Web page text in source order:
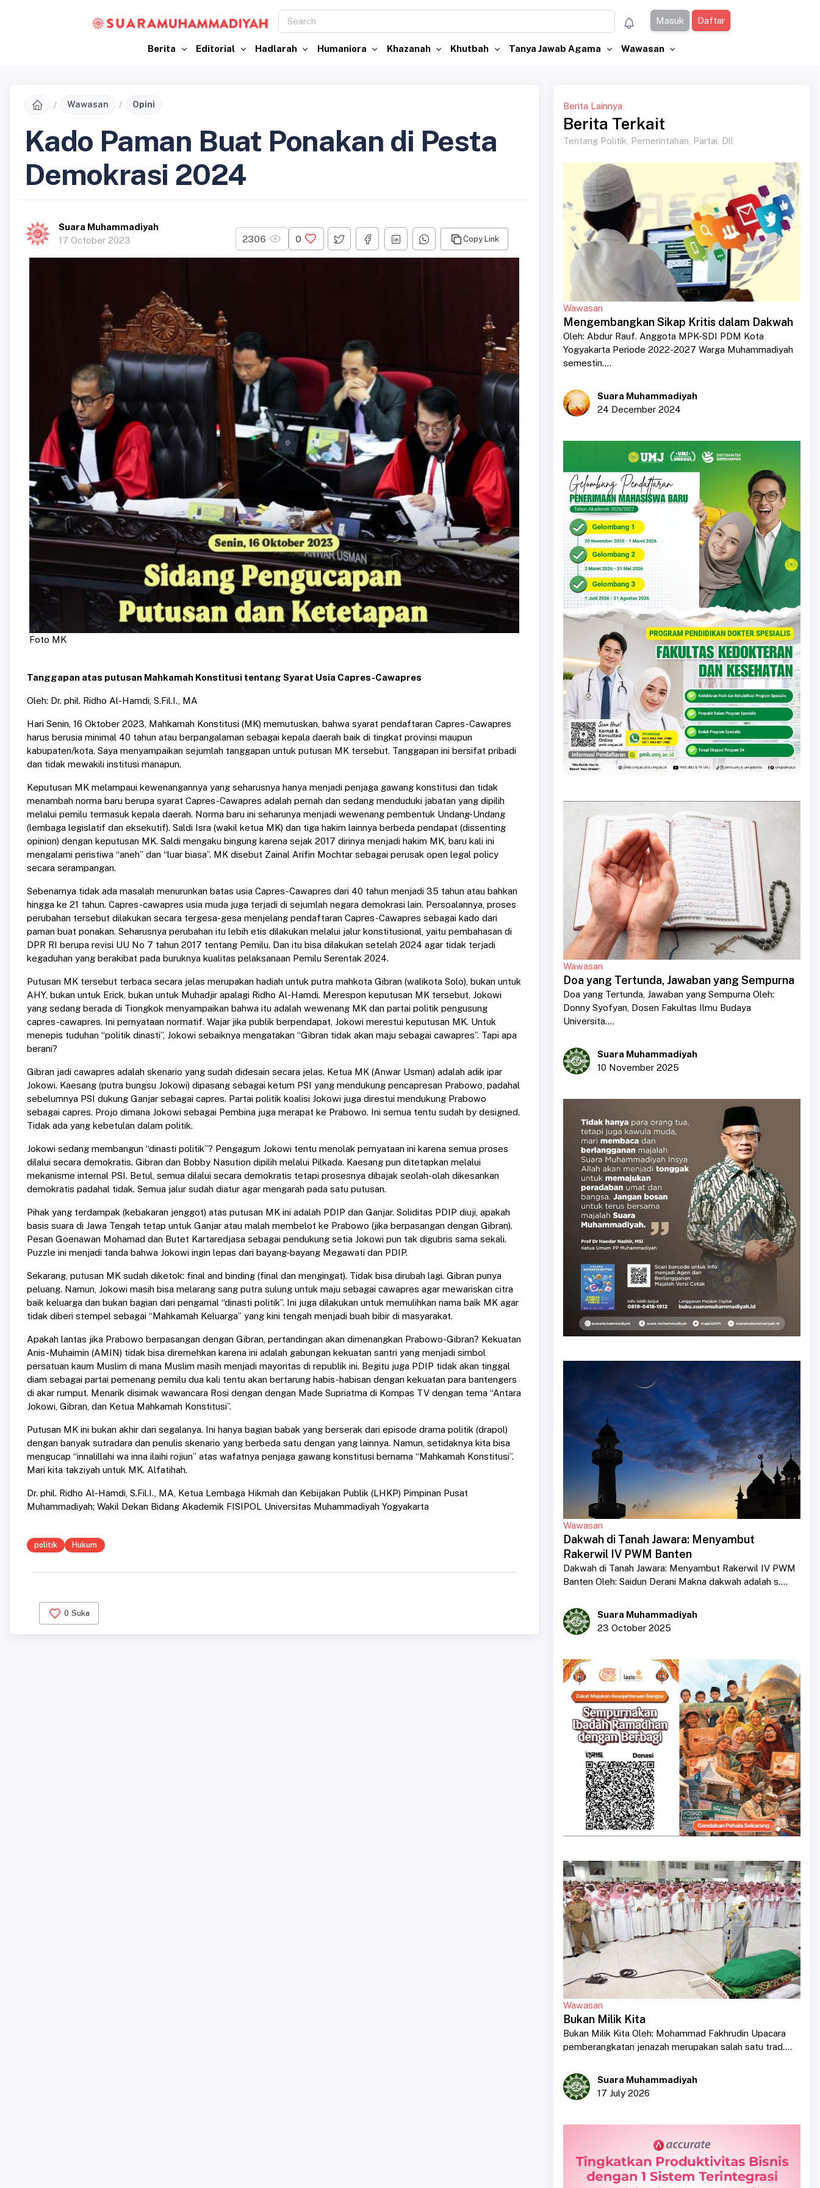
Masuk Daftar
Berita Editorial Hadlarah Humaniora Khazanah Khutbah Tanya Jawab Agama Wawasan
Wawasan Opini
Kado Paman Buat Ponakan di Pesta
Demokrasi 2024
Suara Muhammadiyah
17 October 2023
2306 0 Copy Link
Foto MK
Tanggapan atas putusan Mahkamah Konstitusi tentang Syarat Usia Capres-Cawapres
Oleh: Dr. phil. Ridho Al-Hamdi, S.Fil.I., MA
Hari Senin, 16 Oktober 2023, Mahkamah Konstitusi (MK) memutuskan, bahwa syarat pendaftaran Capres-Cawapres
harus berusia minimal 40 tahun atau berpangalaman sebagai kepala daerah baik di tingkat provinsi maupun
kabupaten/kota. Saya menyampaikan sejumlah tanggapan untuk putusan MK tersebut. Tanggapan ini bersifat pribadi
dan tidak mewakili institusi manapun.
Keputusan MK melampaui kewenangannya yang seharusnya hanya menjadi penjaga gawang konstitusi dan tidak
menambah norma baru berupa syarat Capres-Cawapres adalah pernah dan sedang menduduki jabatan yang dipilih
melalui pemilu termasuk kepala daerah. Norma baru ini seharunya menjadi wewenang pembentuk Undang-Undang
(lembaga legislatif dan eksekutif). Saldi Isra (wakil ketua MK) dan tiga hakim lainnya berbeda pendapat (dissenting
opinion) dengan keputusan MK. Saldi mengaku bingung karena sejak 2017 dirinya menjadi hakim MK, baru kali ini
mengalami peristiwa “aneh” dan “luar biasa”. MK disebut Zainal Arifin Mochtar sebagai perusak open legal policy
secara serampangan.
Sebenarnya tidak ada masalah menurunkan batas usia Capres-Cawapres dari 40 tahun menjadi 35 tahun atau bahkan
hingga ke 21 tahun. Capres-cawapres usia muda juga terjadi di sejumlah negara demokrasi lain. Persoalannya, proses
perubahan tersebut dilakukan secara tergesa-gesa menjelang pendaftaran Capres-Cawapres sebagai kado dari
paman buat ponakan. Seharusnya perubahan itu lebih etis dilakukan melalui jalur konstitusional, yaitu pembahasan di
DPR RI berupa revisi UU No 7 tahun 2017 tentang Pemilu. Dan itu bisa dilakukan setelah 2024 agar tidak terjadi
kegaduhan yang berakibat pada buruknya kualitas pelaksanaan Pemilu Serentak 2024.
Putusan MK tersebut terbaca secara jelas merupakan hadiah untuk putra mahkota Gibran (walikota Solo), bukan untuk
AHY, bukan untuk Erick, bukan untuk Muhadjir apalagi Ridho Al-Hamdi. Merespon keputusan MK tersebut, Jokowi
yang sedang berada di Tiongkok menyampaikan bahwa itu adalah wewenang MK dan partai politik pengusung
capres-cawapres. Ini pernyataan normatif. Wajar jika publik berpendapat, Jokowi merestui keputusan MK. Untuk
menepis tuduhan “politik dinasti”, Jokowi sebaiknya mengatakan “Gibran tidak akan maju sebagai cawapres”. Tapi apa
berani?
Gibran jadi cawapres adalah skenario yang sudah didesain secara jelas. Ketua MK (Anwar Usman) adalah adik ipar
Jokowi. Kaesang (putra bungsu Jokowi) dipasang sebagai ketum PSI yang mendukung pencapresan Prabowo, padahal
sebelumnya PSI dukung Ganjar sebagai capres. Partai politik koalisi Jokowi juga direstui mendukung Prabowo
sebagai capres. Projo dimana Jokowi sebagai Pembina juga merapat ke Prabowo. Ini semua tentu sudah by designed.
Tidak ada yang kebetulan dalam politik.
Jokowi sedang membangun “dinasti politik”? Pengagum Jokowi tentu menolak pernyataan ini karena semua proses
dilalui secara demokratis. Gibran dan Bobby Nasution dipilih melalui Pilkada. Kaesang pun ditetapkan melalui
mekanisme internal PSI. Betul, semua dilalui secara demokratis tetapi prosesnya dibajak seolah-olah dikesankan
demokratis padahal tidak. Semua jalur sudah diatur agar mengarah pada satu putusan.
Pihak yang terdampak (kebakaran jenggot) atas putusan MK ini adalah PDIP dan Ganjar. Soliditas PDIP diuji, apakah
basis suara di Jawa Tengah tetap untuk Ganjar atau malah membelot ke Prabowo (jika berpasangan dengan Gibran).
Pesan Goenawan Mohamad dan Butet Kartaredjasa sebagai pendukung setia Jokowi pun tak digubris sama sekali.
Puzzle ini menjadi tanda bahwa Jokowi ingin lepas dari bayang-bayang Megawati dan PDIP.
Sekarang, putusan MK sudah diketok: final and binding (final dan mengingat). Tidak bisa dirubah lagi. Gibran punya
peluang. Namun, Jokowi masih bisa melarang sang putra sulung untuk maju sebagai cawapres agar mewariskan citra
baik keluarga dan bukan bagian dari pengamal “dinasti politik”. Ini juga dilakukan untuk memulihkan nama baik MK agar
tidak diberi stempel sebagai “Mahkamah Keluarga” yang kini tengah menjadi buah bibir di masyarakat.
Apakah lantas jika Prabowo berpasangan dengan Gibran, pertandingan akan dimenangkan Prabowo-Gibran? Kekuatan
Anis-Muhaimin (AMIN) tidak bisa diremehkan karena ini adalah gabungan kekuatan santri yang menjadi simbol
persatuan kaum Muslim di mana Muslim masih menjadi mayoritas di republik ini. Begitu juga PDIP tidak akan tinggal
diam sebagai partai pemenang pemilu dua kali tentu akan bertarung habis-habisan dengan kekuatan para bantengers
di akar rumput. Menarik disimak wawancara Rosi dengan dengan Made Supriatma di Kompas TV dengan tema “Antara
Jokowi, Gibran, dan Ketua Mahkamah Konstitusi”.
Putusan MK ini bukan akhir dari segalanya. Ini hanya bagian babak yang berserak dari episode drama politik (drapol)
dengan banyak sutradara dan penulis skenario yang berbeda satu dengan yang lainnya. Namun, setidaknya kita bisa
mengucap “innalillahi wa inna ilaihi rojiun” atas wafatnya penjaga gawang konstitusi bernama “Mahkamah Konstitusi”.
Mari kita takziyah untuk MK. Alfatihah.
Dr. phil. Ridho Al-Hamdi, S.Fil.I., MA, Ketua Lembaga Hikmah dan Kebijakan Publik (LHKP) Pimpinan Pusat
Muhammadiyah; Wakil Dekan Bidang Akademik FISIPOL Universitas Muhammadiyah Yogyakarta
politik Hukum
0 Suka
Berita Lainnya
Berita Terkait
Tentang Politik, Pemerintahan, Partai, Dll
Wawasan
Mengembangkan Sikap Kritis dalam Dakwah
Oleh: Abdur Rauf. Anggota MPK-SDI PDM Kota
Yogyakarta Periode 2022-2027 Warga Muhammadiyah
semestin....
Suara Muhammadiyah
24 December 2024
Wawasan
Doa yang Tertunda, Jawaban yang Sempurna
Doa yang Tertunda, Jawaban yang Sempurna Oleh:
Donny Syofyan, Dosen Fakultas Ilmu Budaya
Universita....
Suara Muhammadiyah
10 November 2025
Wawasan
Dakwah di Tanah Jawara: Menyambut
Rakerwil IV PWM Banten
Dakwah di Tanah Jawara: Menyambut Rakerwil IV PWM
Banten Oleh: Saidun Derani Makna dakwah adalah s....
Suara Muhammadiyah
23 October 2025
Wawasan
Bukan Milik Kita
Bukan Milik Kita Oleh: Mohammad Fakhrudin Upacara
pemberangkatan jenazah merupakan salah satu trad....
Suara Muhammadiyah
17 July 2026